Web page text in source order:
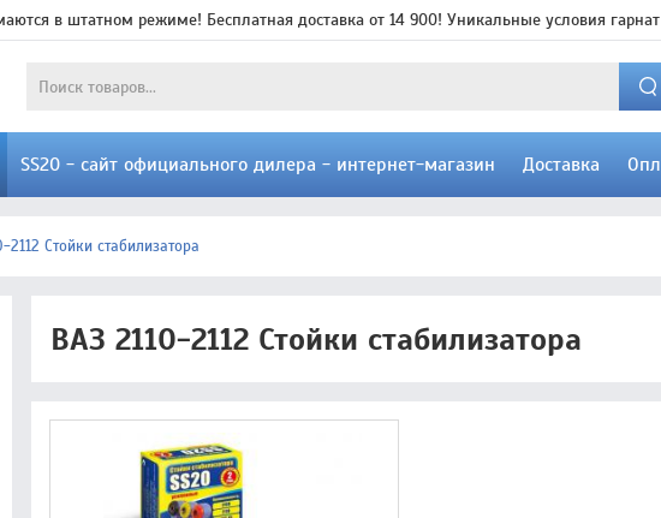
в штатном режиме! Бесплатная доставка от 14 900! Уникальные условия
SS20 - сайт официального дилера - интернет-магазин Доставка
2112 Стойки стабилизатора
ВАЗ 2110-2112 Стойки стабилизатора